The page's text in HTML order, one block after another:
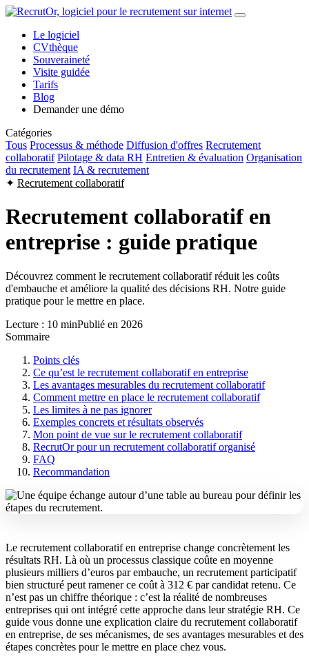
Le logiciel
CVthèque
Souveraineté
Visite guidée
Tarifs
Blog
Demander une démo
Catégories
Tous Processus & méthode Diffusion d'offres Recrutement
collaboratif Pilotage & data RH Entretien & évaluation Organisation
du recrutement IA & recrutement
✦ Recrutement collaboratif
Recrutement collaboratif en
entreprise : guide pratique
Découvrez comment le recrutement collaboratif réduit les coûts
d'embauche et améliore la qualité des décisions RH. Notre guide
pratique pour le mettre en place.
Lecture : 10 minPublié en 2026
Sommaire
Points clés
Ce qu’est le recrutement collaboratif en entreprise
Les avantages mesurables du recrutement collaboratif
Comment mettre en place le recrutement collaboratif
Les limites à ne pas ignorer
Exemples concrets et résultats observés
Mon point de vue sur le recrutement collaboratif
RecrutOr pour un recrutement collaboratif organisé
FAQ
Recommandation
Le recrutement collaboratif en entreprise change concrètement les
résultats RH. Là où un processus classique coûte en moyenne
plusieurs milliers d’euros par embauche, un recrutement participatif
bien structuré peut ramener ce coût à 312 € par candidat retenu. Ce
n’est pas un chiffre théorique : c’est la réalité de nombreuses
entreprises qui ont intégré cette approche dans leur stratégie RH. Ce
guide vous donne une explication claire du recrutement collaboratif
en entreprise, de ses mécanismes, de ses avantages mesurables et des
étapes concrètes pour le mettre en place chez vous.